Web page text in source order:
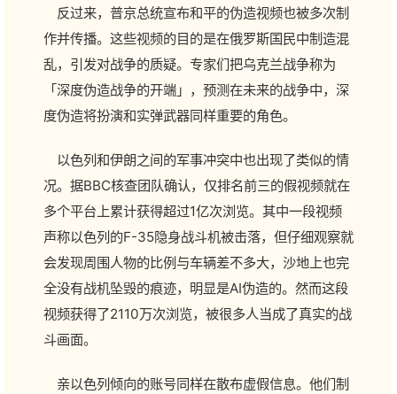
反过来，普京总统宣布和平的伪造视频也被多次制
作并传播。这些视频的目的是在俄罗斯国民中制造混
乱，引发对战争的质疑。专家们把乌克兰战争称为
「深度伪造战争的开端」，预测在未来的战争中，深
度伪造将扮演和实弹武器同样重要的角色。
以色列和伊朗之间的军事冲突中也出现了类似的情
况。据BBC核查团队确认，仅排名前三的假视频就在
多个平台上累计获得超过1亿次浏览。其中一段视频
声称以色列的F-35隐身战斗机被击落，但仔细观察就
会发现周围人物的比例与车辆差不多大，沙地上也完
全没有战机坠毁的痕迹，明显是AI伪造的。然而这段
视频获得了2110万次浏览，被很多人当成了真实的战
斗画面。
亲以色列倾向的账号同样在散布虚假信息。他们制